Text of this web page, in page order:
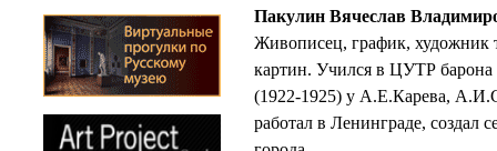
Пакулин Вячеслав
Живописец, график, художник
картин. Учился в ЦУТР
(1922-1925) у А.Е.Карева,
работал в Ленинграде, создал